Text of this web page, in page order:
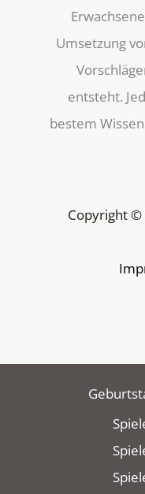
Umsetzung
entsteht.
bestem
Copyright ©